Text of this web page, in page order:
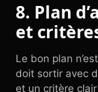
8. Plan
et
Le bon plan
doit sortir avec
et un critère